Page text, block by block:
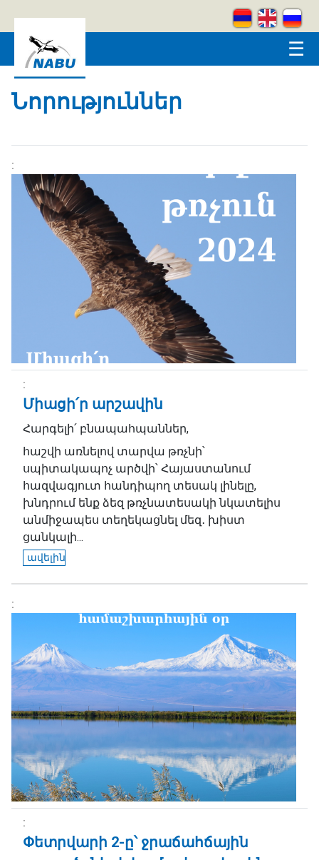
☰
Նորություններ
Միացի՛ր արշավին
Հարգելի՛ բնապահպաններ,
հաշվի առնելով տարվա թռչնի՝
սպիտակապոչ արծվի՝ Հայաստանում
հազվագյուտ հանդիպող տեսակ լինելը,
խնդրում ենք ձեզ թռչնատեսակի նկատելիս
անմիջապես տեղեկացնել մեզ․ խիստ
ցանկալի...
ավելին
Փետրվարի 2-ը՝ ջրաճահճային